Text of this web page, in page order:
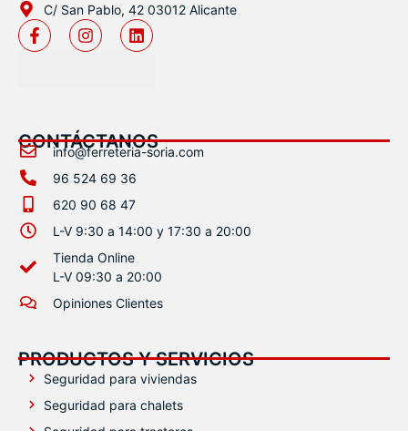
C/ San Pablo, 42 03012 Alicante
CONTÁCTANOS
info@ferreteria-soria.com
96 524 69 36
620 90 68 47
L-V 9:30 a 14:00 y 17:30 a 20:00
Tienda Online
L-V 09:30 a 20:00
Opiniones Clientes
PRODUCTOS Y SERVICIOS
Seguridad para viviendas
Seguridad para chalets